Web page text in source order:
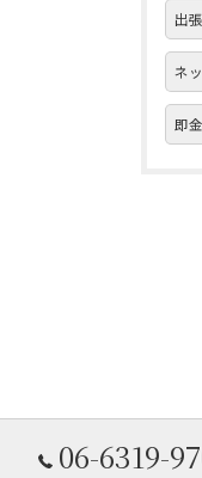
出張
ネ
即金
06-6319-